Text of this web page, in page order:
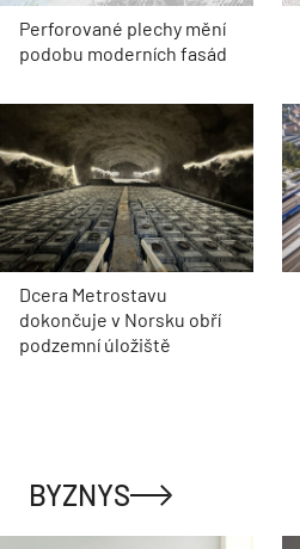
Perforované plechy mění
podobu moderních fasád
Dcera Metrostavu
dokončuje v Norsku obří
podzemní úložiště
BYZNYS